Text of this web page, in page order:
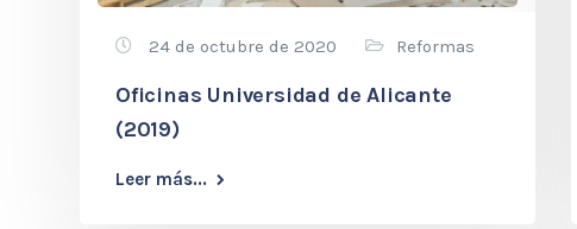
24 de octubre de 2020 Reformas
Oficinas Universidad de Alicante
(2019)
Leer más...